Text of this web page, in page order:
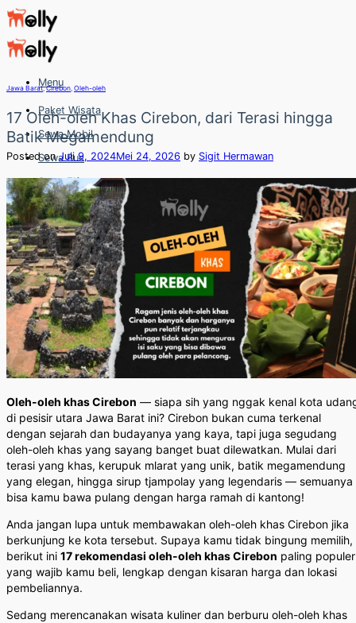
Skip
to
content
Menu
Paket Wisata
Sewa Mobil
Sewa Bus
Sewa Elf
Sewa Hiace
Hubungi
Hubungi
Jawa Barat,Cirebon Oleh-oleh
17 Oleh-oleh Khas Cirebon, dari Terasi hingga
Batik Megamendung
Posted onJuli 9, 2024Mei 24, 2026 by Sigit Hermawan
Oleh-oleh khas Cirebon — siapa sih yang nggak kenal kota
di pesisir utara Jawa Barat ini? Cirebon bukan cuma terkenal
dengan sejarah dan budayanya yang kaya, tapi juga segudang
oleh-oleh khas yang sayang banget buat dilewatkan. Mulai dari
terasi yang khas, kerupuk mlarat yang unik, batik megamendung
yang elegan, hingga sirup tjampolay yang legendaris — semuanya
bisa kamu bawa pulang dengan harga ramah di kantong!
Anda jangan lupa untuk membawakan oleh-oleh khas Cirebon jika
berkunjung ke kota tersebut. Supaya kamu tidak bingung memilih,
berikut ini 17 rekomendasi oleh-oleh khas Cirebon paling populer
yang wajib kamu beli, lengkap dengan kisaran harga dan lokasi
pembeliannya.
Sedang merencanakan wisata kuliner dan berburu oleh-oleh khas